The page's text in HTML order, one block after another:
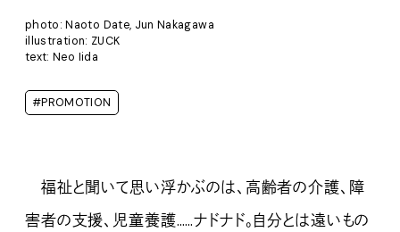
photo: Naoto Date, Jun Nakagawa
illustration: ZUCK
text: Neo Iida
#PROMOTION
福祉と聞いて思い浮かぶのは、高齢者の介護、障
害者の支援、児童養護……ナドナド。自分とは遠いもの